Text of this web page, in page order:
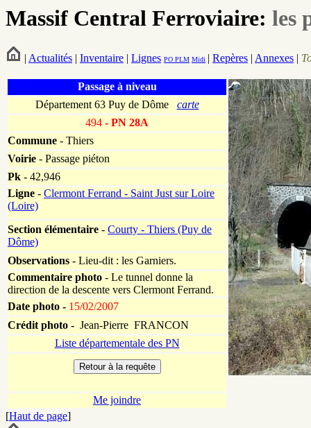
Massif Central Ferroviaire: les
| Actualités | Inventaire | Lignes PO PLM Midi | Repères | Annexes |
Passage à niveau
Département 63 Puy de Dôme carte
494 - PN 28A
Commune - Thiers
Voirie - Passage piéton
Pk - 42,946
Ligne - Clermont Ferrand - Saint Just sur Loire
(Loire)
Section élémentaire - Courty - Thiers (Puy de
Dôme)
Observations - Lieu-dit : les Garniers.
Commentaire photo - Le tunnel donne la
direction de la descente vers Clermont Ferrand.
Date photo - 15/02/2007
Crédit photo - Jean-Pierre FRANCON
Liste départementale des PN
Me joindre
[Haut de page]